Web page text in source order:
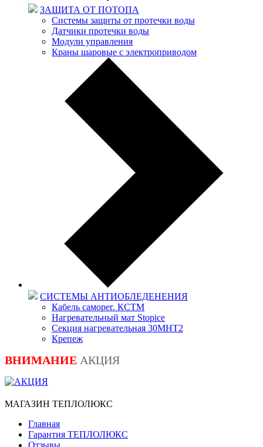
ЗАЩИТА ОТ ПОТОПА
Системы защиты от протечки воды
Датчики протечки воды
Модули управления
Краны шаровые с электроприводом
СИСТЕМЫ АНТИОБЛЕДЕНЕНИЯ
Кабель саморег. КСТМ
Нагревательный мат Stopice
Секция нагревательная 30МНТ2
Крепеж
ВНИМАНИЕ АКЦИЯ
МАГАЗИН ТЕПЛОЛЮКС
Главная
Гарантия ТЕПЛОЛЮКС
Отзывы